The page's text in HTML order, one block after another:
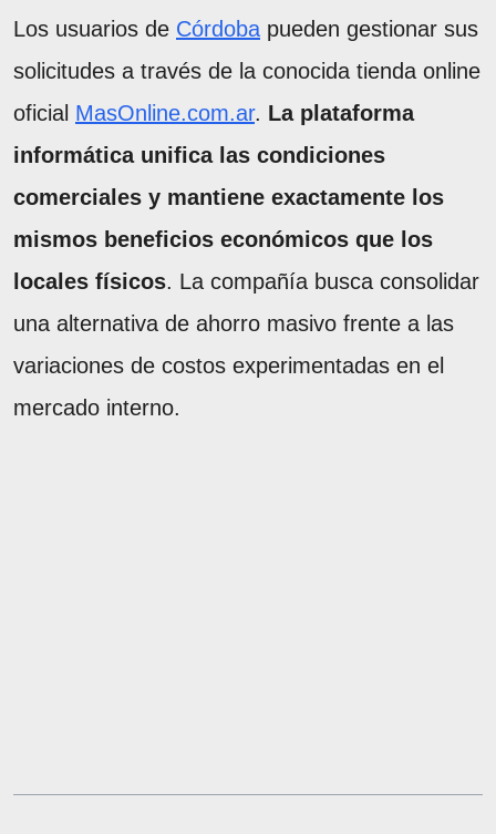
Los usuarios de Córdoba pueden gestionar sus
solicitudes a través de la conocida tienda online
oficial MasOnline.com.ar. La plataforma
informática unifica las condiciones
comerciales y mantiene exactamente los
mismos beneficios económicos que los
locales físicos. La compañía busca consolidar
una alternativa de ahorro masivo frente a las
variaciones de costos experimentadas en el
mercado interno.